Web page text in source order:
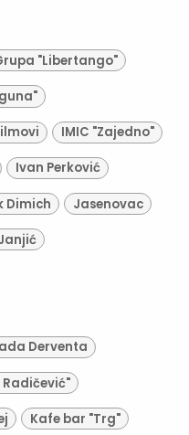
"Libertango"
IMIC "Zajedno"
Ivan Perković
Dimich Jasenovac
Derventa
Kafe bar "Trg"